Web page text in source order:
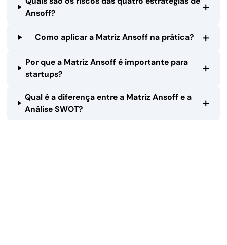
Ansoff?
+
Como aplicar a Matriz Ansoff na prática? +
Por que a Matriz Ansoff é importante para
startups?
+
Qual é a diferença entre a Matriz Ansoff e a
Análise SWOT?
+